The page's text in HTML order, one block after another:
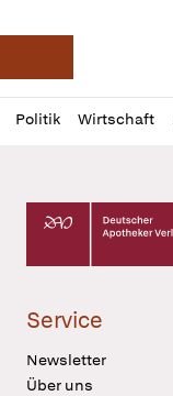
Deutsche
Politik Wirtschaft
Profil
öffnen
Daz
Pur
Deutscher
Service
Newsletter
Über uns